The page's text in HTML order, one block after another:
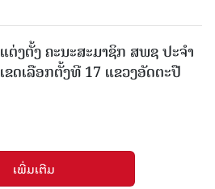
ແຕ່ງຕັ້ງ ຄະນະສະມາຊິກ ສພຊ ປະຈຳ
ເຂດເລືອກຕັ້ງທີ 17 ແຂວງອັດຕະປື
ເພີ່ມເຕີມ